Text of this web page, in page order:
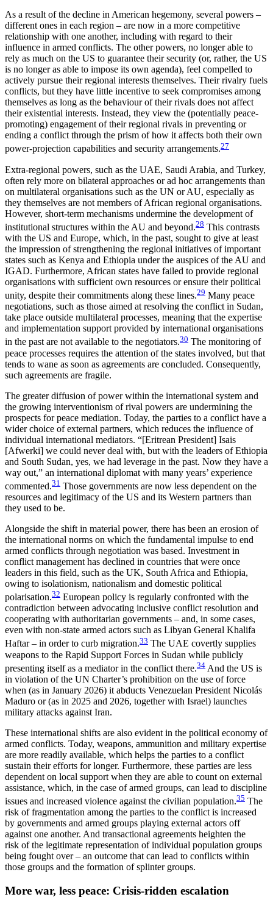
As a result of the decline in American hegemony, several powers –
different ones in each region – are now in a more competitive
relationship with one another, including with regard to their
influence in armed conflicts. The other powers, no longer able to
rely as much on the US to guarantee their security (or, rather, the US
is no longer as able to impose its own agenda), feel compelled to
actively pursue their regional interests themselves. Their rivalry fuels
conflicts, but they have little incentive to seek com­promises among
themselves as long as the behaviour of their rivals does not affect
their existential inter­ests. Instead, they view the (potentially peace-
promot­ing) engagement of their regional rivals in preventing or
ending a conflict through the prism of how it affects both their own
power-projection capabilities and security arrangements.27
Extra-regional powers, such as the UAE, Saudi Arabia, and Turkey,
often rely more on bilateral approaches or ad hoc arrangements than
on multi­lateral organisations such as the UN or AU, especially as
they themselves are not members of African regional organisations.
However, short-term mechanisms undermine the development of
institutional structures within the AU and beyond.28 This contrasts
with the US and Europe, which, in the past, sought to give at least
the impression of strengthening the regional initiatives of important
states such as Kenya and Ethiopia under the auspices of the AU and
IGAD. Furthermore, African states have failed to provide regional
organisations with sufficient own resources or ensure their political
unity, despite their commitments along these lines.29 Many peace
negotiations, such as those aimed at resolving the conflict in Sudan,
take place outside multilateral processes, meaning that the expertise
and implementation support provided by international organisations
in the past are not available to the negotiators.30 The monitoring of
peace processes requires the attention of the states involved, but that
tends to wane as soon as agreements are concluded. Consequently,
such agreements are fragile.
The greater diffusion of power within the inter­national system and
the growing interventionism of rival powers are undermining the
prospects for peace mediation. Today, the parties to a conflict have a
wider choice of external partners, which reduces the influence of
individual international mediators. “[Eritrean President] Isais
[Afwerki] we could never deal with, but with the leaders of Ethiopia
and South Sudan, yes, we had leverage in the past. Now they have a
way out,” an international diplomat with many years’ experience
commented.31 Those governments are now less dependent on the
resources and legiti­macy of the US and its Western partners than
they used to be.
Alongside the shift in material power, there has been an erosion of
the international norms on which the fundamental impulse to end
armed conflicts through negotiation was based. Investment in
conflict management has declined in countries that were once
leaders in this field, such as the UK, South Africa and Ethiopia,
owing to isolationism, nationalism and domestic political
polarisation.32 European policy is regularly confronted with the
contradiction between advocating inclusive conflict resolution and
cooperating with authoritarian governments – and, in some cases,
even with non-state armed actors such as Libyan General Khalifa
Haftar – in order to curb migration.33 The UAE covertly supplies
weapons to the Rapid Support Forces in Sudan while publicly
presenting itself as a mediator in the conflict there.34 And the US is
in violation of the UN Charter’s pro­hibition on the use of force
when (as in January 2026) it abducts Venezuelan President Nicolás
Maduro or (as in 2025 and 2026, together with Israel) launches
military attacks against Iran.
These international shifts are also evident in the political economy of
armed conflicts. Today, weap­ons, ammunition and military expertise
are more readily available, which helps the parties to a conflict
sustain their efforts for longer. Furthermore, these parties are less
dependent on local support when they are able to count on external
assistance, which, in the case of armed groups, can lead to discipline
issues and increased violence against the civilian population.35 The
risk of fragmentation among the parties to the conflict is increased
by governments and armed groups playing external actors off
against one an­other. And transactional agreements heighten the
risk of the legitimate representation of individual population groups
being fought over – an outcome that can lead to conflicts within
those groups and the formation of splinter groups.
More war, less peace: Crisis-ridden escalation